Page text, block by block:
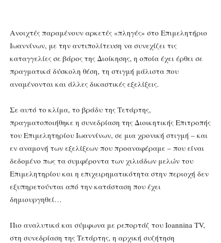
Ανοιχτές παραμένουν αρκετές «πληγές» στο Επιμελητήριο
Ιωαννίνων, με την αντιπολίτευση να συνεχίζει τις
καταγγελίες σε βάρος της Διοίκησης, η οποία έχει έρθει σε
πραγματικά δύσκολη θέση, τη στιγμή μάλιστα που
αναμένονται και άλλες δικαστικές εξελίξεις.
Σε αυτό το κλίμα, το βράδυ της Τετάρτης,
πραγματοποιήθηκε η συνεδρίαση της Διοικητικής Επιτροπής
του Επιμελητηρίου Ιωαννίνων, σε μια χρονική στιγμή – και
εν αναμονή των εξελίξεων που προαναφέραμε – που είναι
δεδομένο πως τα συμφέροντα των χιλιάδων μελών του
Επιμελητηρίου και η επιχειρηματικότητα στην περιοχή δεν
εξυπηρετούνται από την κατάσταση που έχει
δημιουργηθεί…
Πιο αναλυτικά και σύμφωνα με ρεπορτάζ του Ioannina TV,
στη συνεδρίαση της Τετάρτης, η αρχική συζήτηση